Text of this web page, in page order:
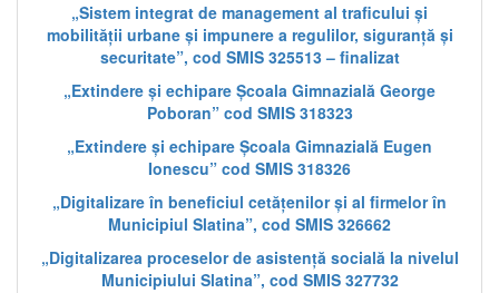
„Sistem integrat de management al traficului și
mobilității urbane și impunere a regulilor, siguranță și
securitate”, cod SMIS 325513 – finalizat
„Extindere și echipare Școala Gimnazială George
Poboran” cod SMIS 318323
„Extindere și echipare Școala Gimnazială Eugen
Ionescu” cod SMIS 318326
„Digitalizare în beneficiul cetățenilor și al firmelor în
Municipiul Slatina”, cod SMIS 326662
„Digitalizarea proceselor de asistență socială la nivelul
Municipiului Slatina”, cod SMIS 327732